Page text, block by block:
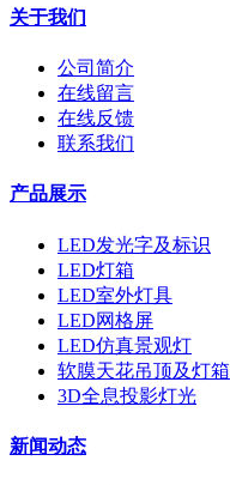
关于我们
公司简介
在线留言
在线反馈
联系我们
产品展示
LED发光字及标识
LED灯箱
LED室外灯具
LED网格屏
LED仿真景观灯
软膜天花吊顶及灯箱
3D全息投影灯光
新闻动态